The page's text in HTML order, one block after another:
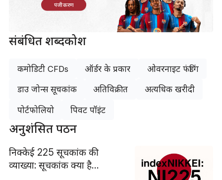
पंजीकरण
संबंधित शब्दकोश
कमोडिटी CFDs ऑर्डर के प्रकार ओवरनाइट फंडिंग
डाउ जोन्स सूचकांक अतिविक्रीत अत्यधिक खरीदी
पोर्टफोलियो पिवट पॉइंट
अनुशंसित पठन
निक्केई 225 सूचकांक की
व्याख्या: सूचकांक क्या है